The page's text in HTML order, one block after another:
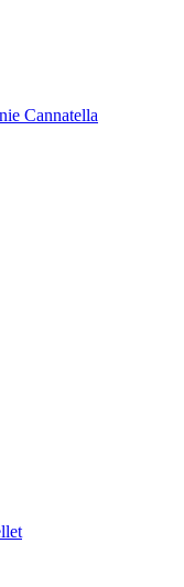
Cannatella